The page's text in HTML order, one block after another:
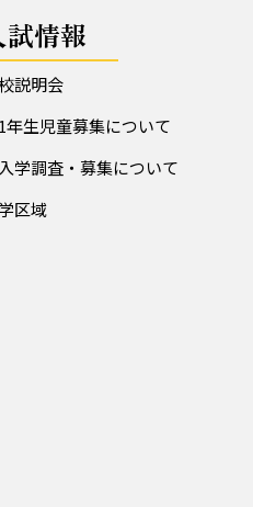
情報
説明会
年生児童募集について
学調査・募集について
区域